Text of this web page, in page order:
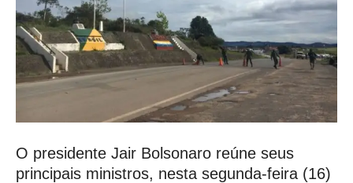
O presidente Jair Bolsonaro reúne seus
principais ministros, nesta segunda-feira (16)